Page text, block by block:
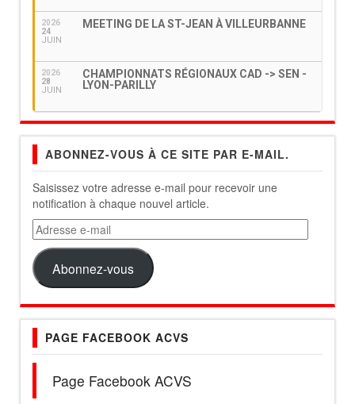
2026
24
JUIN
MEETING DE LA ST-JEAN À VILLEURBANNE
2026
28
JUIN
CHAMPIONNATS RÉGIONAUX CAD -> SEN -
LYON-PARILLY
ABONNEZ-VOUS À CE SITE PAR E-MAIL.
Saisissez votre adresse e-mail pour recevoir une
notification à chaque nouvel article.
Adresse
e-
mail
Abonnez-vous
PAGE FACEBOOK ACVS
Page Facebook ACVS